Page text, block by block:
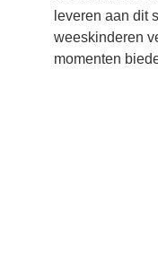
leveren aan dit
weeskinderen
momenten